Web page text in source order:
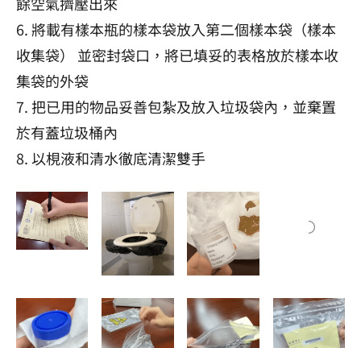
6. 將載有樣本瓶的樣本袋放入第二個樣本袋（樣本
收集袋） 並密封袋口，將已填妥的表格放於樣本收
集袋的外袋
7. 把已用的物品妥善包紮及放入垃圾袋內，並棄置
於有蓋垃圾桶內
8. 以梘液和清水徹底清潔雙手